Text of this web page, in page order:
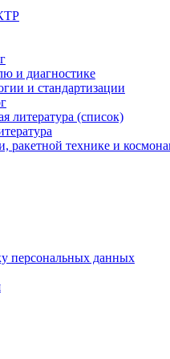
и диагностике
и стандартизации
литература (список)
ракетной технике и
персональных данных